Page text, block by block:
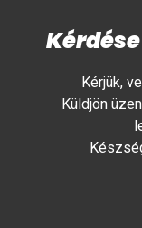
Kérjük,
Küldjön